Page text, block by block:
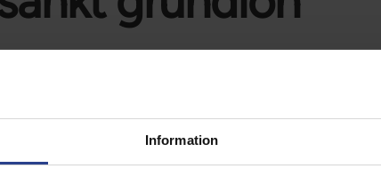
Information
efter månader av förhandlingar.
inom Kry-koncernen, har backat
med stor provisionsbaserad
som arbetar med NPF-patienter.